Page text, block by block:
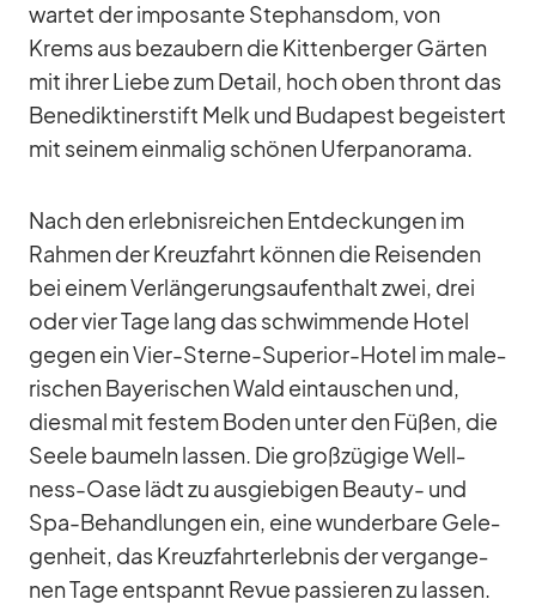
war­tet der im­po­sante Ste­phans­dom, von
Krems aus be­zau­bern die Kit­ten­ber­ger Gär­ten
mit ih­rer Liebe zum De­tail, hoch oben thront das
Be­ne­dik­ti­ner­stift Melk und Bu­da­pest be­geis­tert
mit sei­nem ein­ma­lig schö­nen Ufer­pan­orama.
Nach den er­leb­nis­rei­chen Ent­de­ckun­gen im
Rah­men der Kreuz­fahrt kön­nen die Rei­sen­den
bei ei­nem Ver­län­ge­rungs­auf­ent­halt zwei, drei
oder vier Tage lang das schwim­mende Ho­tel
ge­gen ein Vier-Sterne-Su­pe­rior-Ho­tel im ma­le­
ri­schen Baye­ri­schen Wald ein­tau­schen und,
dies­mal mit fes­tem Bo­den un­ter den Fü­ßen, die
Seele bau­meln las­sen. Die groß­zü­gige Well­
ness-Oase lädt zu aus­gie­bi­gen Be­auty- und
Spa-Be­hand­lun­gen ein, eine wun­der­bare Ge­le­
gen­heit, das Kreuz­fahrt­er­leb­nis der ver­gan­ge­
nen Tage ent­spannt Re­vue pas­sie­ren zu las­sen.